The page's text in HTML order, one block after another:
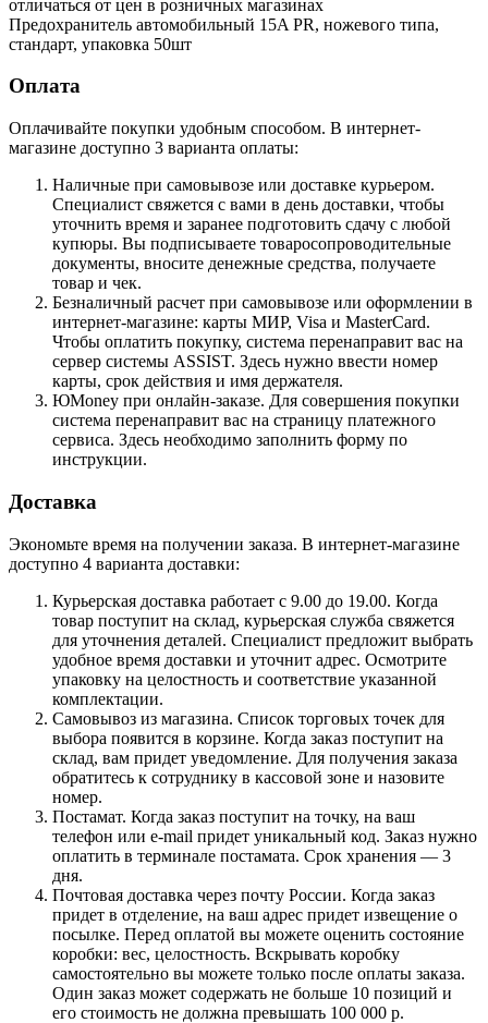
отличаться от цен в розничных магазинах
Предохранитель автомобильный 15A PR, ножевого типа,
стандарт, упаковка 50шт
Оплата
Оплачивайте покупки удобным способом. В интернет-
магазине доступно 3 варианта оплаты:
Наличные при самовывозе или доставке курьером.
Специалист свяжется с вами в день доставки, чтобы
уточнить время и заранее подготовить сдачу с любой
купюры. Вы подписываете товаросопроводительные
документы, вносите денежные средства, получаете
товар и чек.
Безналичный расчет при самовывозе или оформлении в
интернет-магазине: карты МИР, Visa и MasterCard.
Чтобы оплатить покупку, система перенаправит вас на
сервер системы ASSIST. Здесь нужно ввести номер
карты, срок действия и имя держателя.
ЮMoney при онлайн-заказе. Для совершения покупки
система перенаправит вас на страницу платежного
сервиса. Здесь необходимо заполнить форму по
инструкции.
Доставка
Экономьте время на получении заказа. В интернет-магазине
доступно 4 варианта доставки:
Курьерская доставка работает с 9.00 до 19.00. Когда
товар поступит на склад, курьерская служба свяжется
для уточнения деталей. Специалист предложит выбрать
удобное время доставки и уточнит адрес. Осмотрите
упаковку на целостность и соответствие указанной
комплектации.
Самовывоз из магазина. Список торговых точек для
выбора появится в корзине. Когда заказ поступит на
склад, вам придет уведомление. Для получения заказа
обратитесь к сотруднику в кассовой зоне и назовите
номер.
Постамат. Когда заказ поступит на точку, на ваш
телефон или e-mail придет уникальный код. Заказ нужно
оплатить в терминале постамата. Срок хранения — 3
дня.
Почтовая доставка через почту России. Когда заказ
придет в отделение, на ваш адрес придет извещение о
посылке. Перед оплатой вы можете оценить состояние
коробки: вес, целостность. Вскрывать коробку
самостоятельно вы можете только после оплаты заказа.
Один заказ может содержать не больше 10 позиций и
его стоимость не должна превышать 100 000 р.